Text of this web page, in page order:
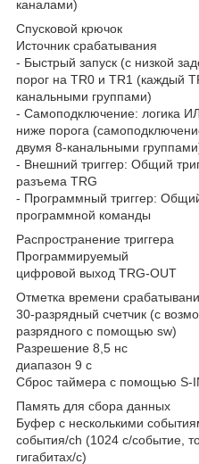
каналами)
Спусковой крючок
Источник срабатывания
‐ Быстрый запуск (с низкой
порог на TR0 и TR1 (каждый
канальными группами)
‐ Самоподключение: логика
ниже порога
двумя 8‐канальными
‐ Внешний триггер: Общий
разъема TRG
‐ Программный триггер:
программной команды
Распространение триггера
Программируемый
цифровой выход TRG‐OUT
Отметка времени
30‐разрядный счетчик (с
разрядного с помощью sw)
Разрешение 8,5 нс
диапазон 9 с
Сброс таймера с помощью
Память для сбора данных
Буфер с несколькими
события/ch (1024 с/событие,
гигабитах/с)